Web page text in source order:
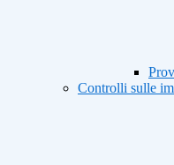
Controlli sulle